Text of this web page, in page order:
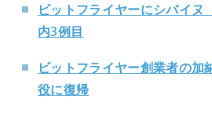
ビットフライヤーにシバイヌ
内3例目
ビットフライヤー創業者の加
役に復帰